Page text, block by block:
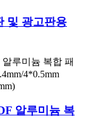
및 광고판용
알루미늄 복